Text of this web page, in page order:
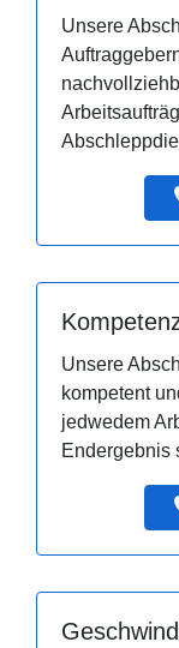
Unsere
Unsere
kompetent
jedwedem
Endergebnis